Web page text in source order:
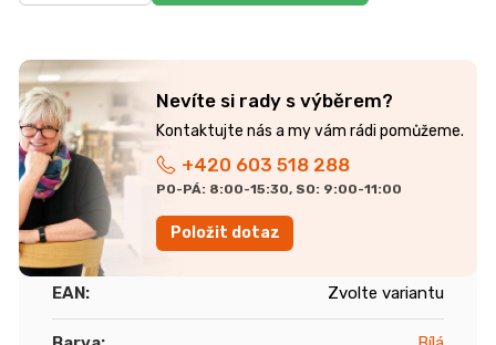
EAN: Zvolte variantu
Nevíte si rady s výběrem?
+420 603 518 288
PO-PÁ: 8:00-15:30, SO: 9:00-11:00
Položit dotaz